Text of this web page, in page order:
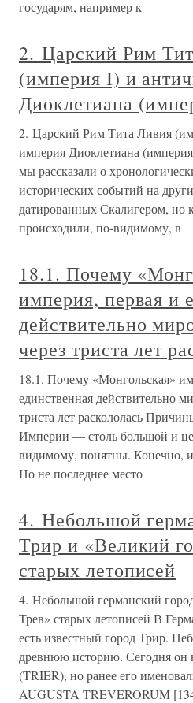
государям, например к
2. Царский Рим
(империя I) и
Диоклетиана
2. Царский Рим Тита Ливия
империя Диоклетиана
мы рассказали о
исторических событий на
датированных Скалигером, но
происходили, по-видимому, в
18.1. Почему
империя, первая и
действительно
через триста лет
18.1. Почему «Монгольская»
единственная действительно
триста лет раскололась
Империи — столь большой и
видимому, понятны. Конечно,
Но не последнее место
4. Небольшой
Трир и «Великий
старых летописей
4. Небольшой германский
Трев» старых летописей В
есть известный город Трир.
древнюю историю. Сегодня он
(TRIER), но ранее его
AUGUSTA TREVERORUM